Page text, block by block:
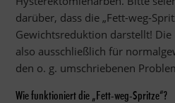
darüber, dass die „Fett-weg-
Gewichtsreduktion darstellt! Die
also ausschließlich für
den o. g. umschriebenen
Wie funktioniert die „Fett-weg-Spritze“?